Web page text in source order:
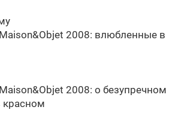
2008: влюбленные в
2008: о безупречном
красном